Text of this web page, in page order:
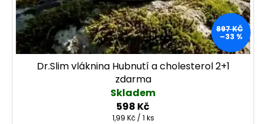
897 KČ
–33 %
Dr.Slim vláknina Hubnutí a cholesterol 2+1
zdarma
Skladem
598 Kč
Měrná cena:
1,99 Kč / 1 ks